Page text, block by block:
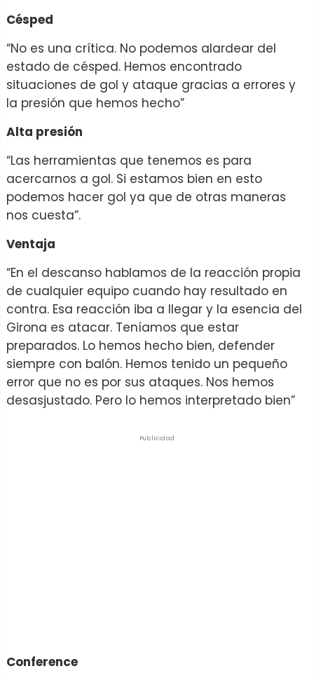
Césped
“No es una crítica. No podemos alardear del
estado de césped. Hemos encontrado
situaciones de gol y ataque gracias a errores y
la presión que hemos hecho”
Alta presión
“Las herramientas que tenemos es para
acercarnos a gol. Si estamos bien en esto
podemos hacer gol ya que de otras maneras
nos cuesta”.
Ventaja
“En el descanso hablamos de la reacción propia
de cualquier equipo cuando hay resultado en
contra. Esa reacción iba a llegar y la esencia del
Girona es atacar. Teníamos que estar
preparados. Lo hemos hecho bien, defender
siempre con balón. Hemos tenido un pequeño
error que no es por sus ataques. Nos hemos
desasjustado. Pero lo hemos interpretado bien”
Publicidad
Conference